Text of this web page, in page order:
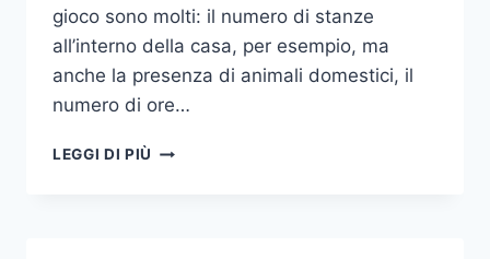
gioco sono molti: il numero di stanze
all’interno della casa, per esempio, ma
anche la presenza di animali domestici, il
numero di ore…
LEGGI DI PIÙ COME